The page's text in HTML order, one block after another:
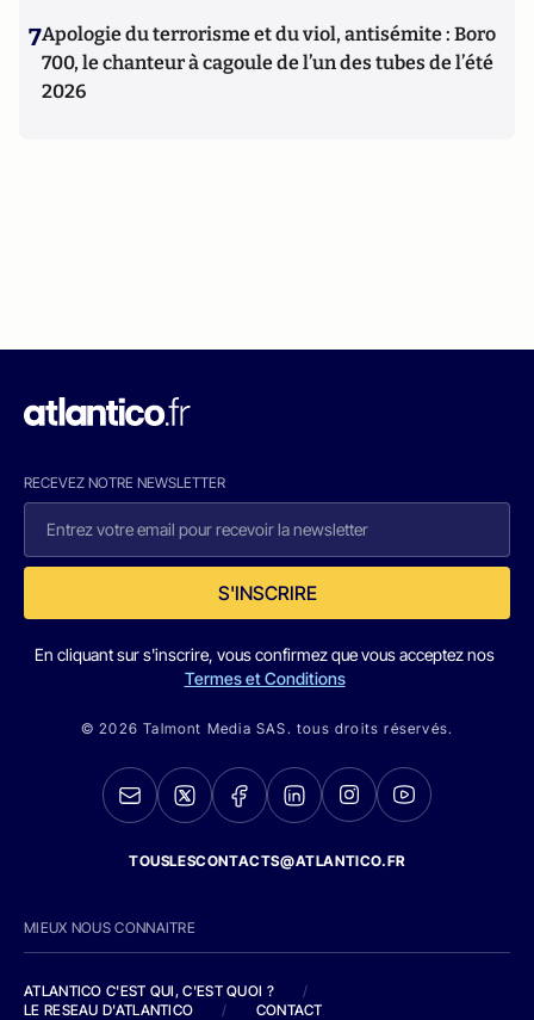
7Apologie du terrorisme et du viol, antisémite : Boro
700, le chanteur à cagoule de l’un des tubes de l’été
2026
RECEVEZ NOTRE NEWSLETTER
S'INSCRIRE
En cliquant sur s'inscrire, vous confirmez que vous acceptez nos
Termes et Conditions
© 2026 Talmont Media SAS. tous droits réservés.
TOUSLESCONTACTS@ATLANTICO.FR
MIEUX NOUS CONNAITRE
ATLANTICO C'EST QUI, C'EST QUOI ?
/
LE RESEAU D'ATLANTICO
/ CONTACT